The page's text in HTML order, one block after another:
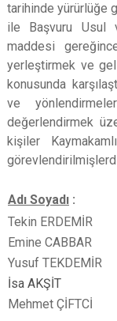
tarihinde yürürlüğe
ile Başvuru Usul
maddesi
yerleştirmek ve
konusunda
ve
değerlendirmek
kişiler
Adı Soyadı :
Tekin ERDEMİR
Emine CABBAR
Yusuf TEKDEMİR
İsa AKŞİT
Mehmet ÇİFTCİ